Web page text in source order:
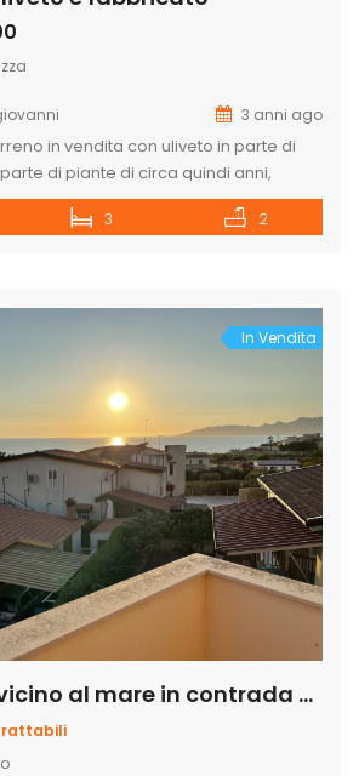
3 anni ago
in vendita con uliveto in parte di
di piante di circa quindi anni,
recintato, con pozzo d’acqua dolce
al piano terra rifinito con veranda
3 2
In Vendita
Grande villa vicino al mare in contrada Pisciotto